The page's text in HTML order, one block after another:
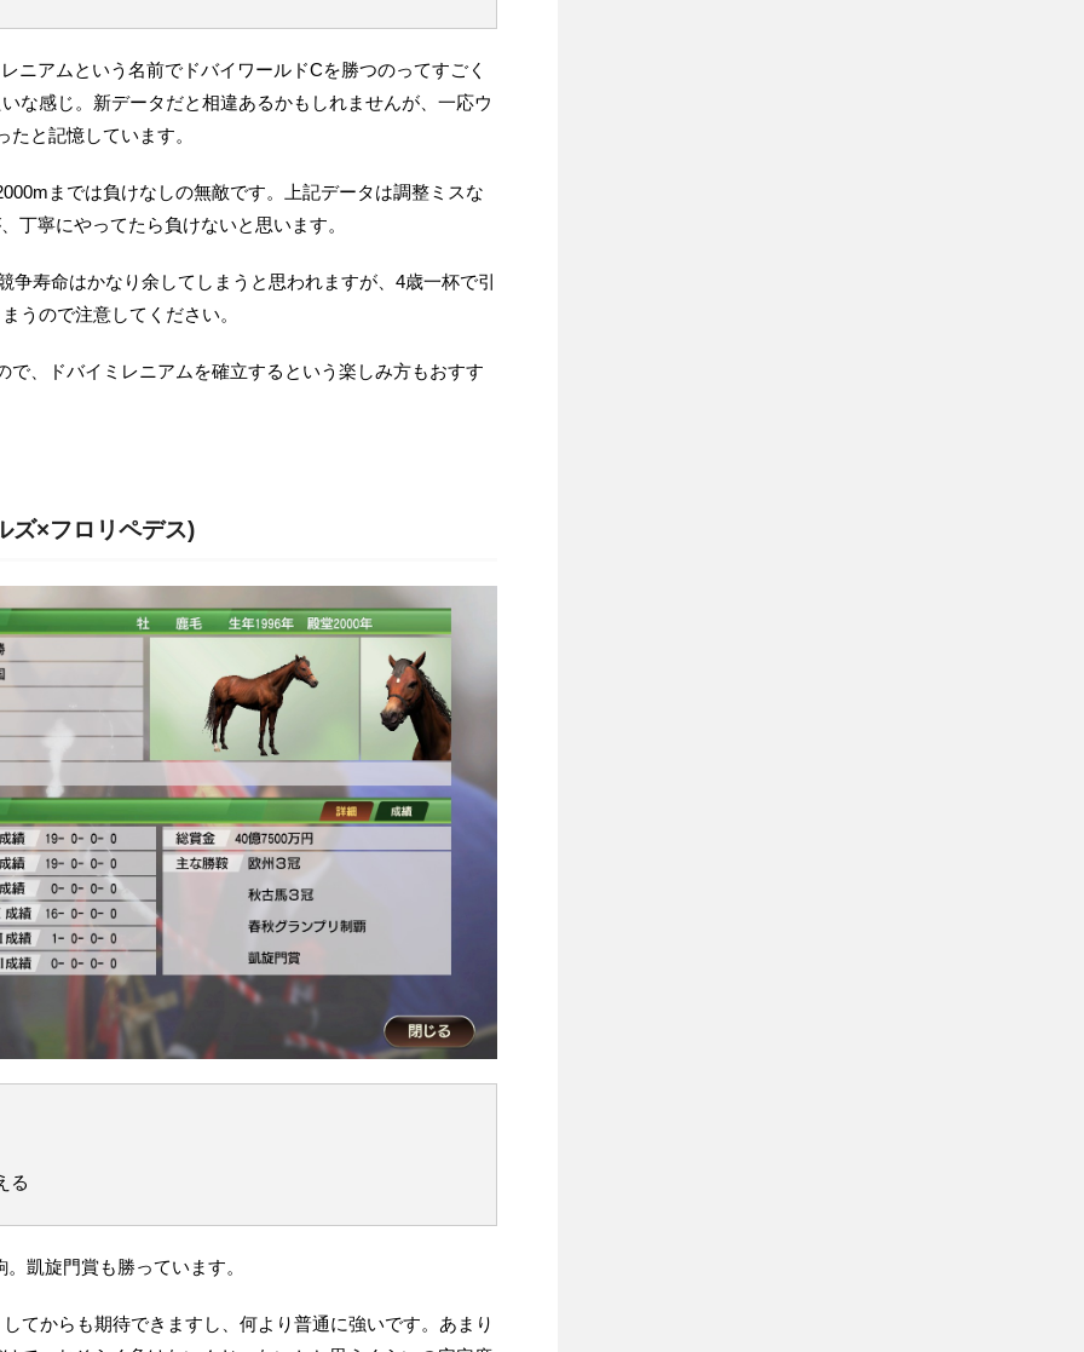
ニアムという名前でドバイワールドCを勝つのってすごく
な感じ。新データだと相違あるかもしれませんが、一応ウ
と記憶しています。
までは負けなしの無敵です。上記データは調整ミスな
丁寧にやってたら負けないと思います。
争寿命はかなり余してしまうと思われますが、4歳一杯で引
うので注意してください。
で、ドバイミレニアムを確立するという楽しみ方もおすす
ズ×フロリペデス)
る
凱旋門賞も勝っています。
てからも期待できますし、何より普通に強いです。あまり